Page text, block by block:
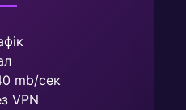
mb/сек
VPN